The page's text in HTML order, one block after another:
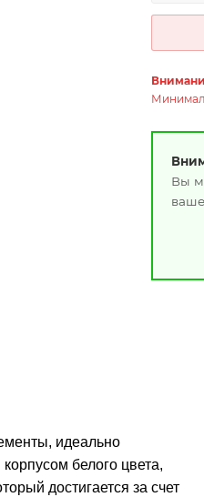
Вы
идеально
белого цвета,
достигается за счет